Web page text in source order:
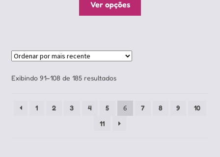
Ver opções
escolhidas
Exibindo 91–108 de 185 resultadosClassificado
mais
recente
1 2 3 4 5 6 7 8 9
10
11